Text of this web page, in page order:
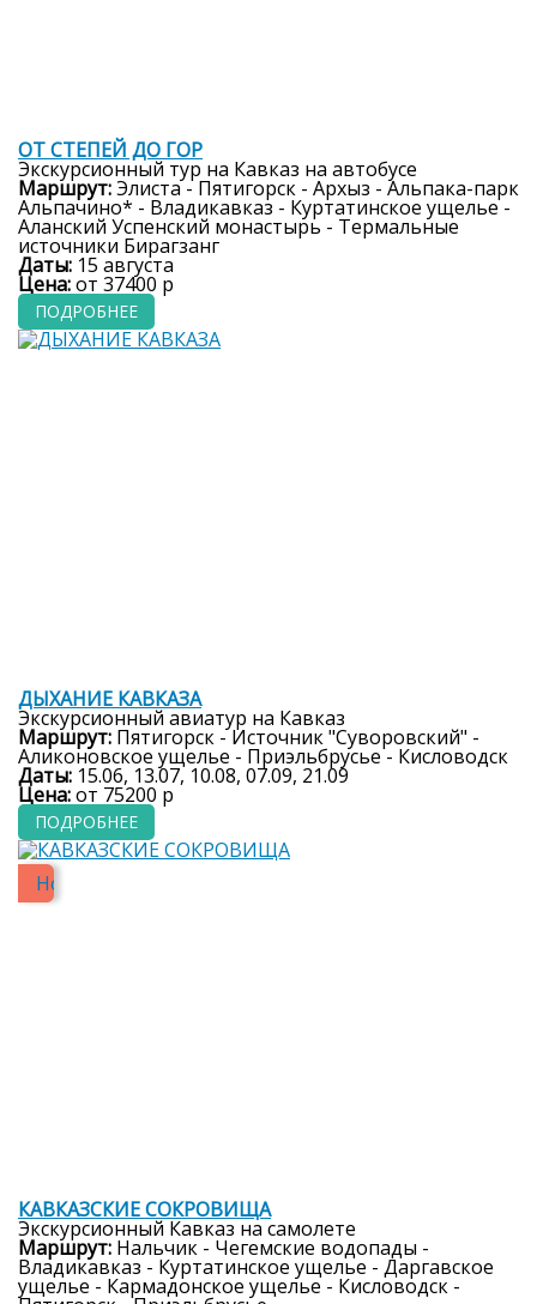
7 дней
ОТ СТЕПЕЙ ДО ГОР
Экскурсионный тур на Кавказ на автобусе
Маршрут:Элиста - Пятигорск - Архыз - Альпака-парк
Альпачино* - Владикавказ - Куртатинское ущелье -
Аланский Успенский монастырь - Термальные
источники Бирагзанг
Даты: 15 августа
Цена:от 37400 р
ПОДРОБНЕЕ
5 дней
ДЫХАНИЕ КАВКАЗА
Экскурсионный авиатур на Кавказ
Маршрут: Пятигорск - Источник "Суворовский" -
Аликоновское ущелье - Приэльбрусье - Кисловодск
Даты: 15.06, 13.07, 10.08, 07.09, 21.09
Цена:от 75200 р
ПОДРОБНЕЕ
Новинка
8 дней
КАВКАЗСКИЕ СОКРОВИЩА
Экскурсионный Кавказ на самолете
Маршрут: Нальчик - Чегемские водопады -
Владикавказ - Куртатинское ущелье - Даргавское
ущелье - Кармадонское ущелье - Кисловодск -